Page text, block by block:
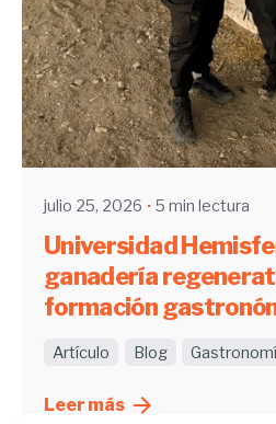
Enviado por
UHE
julio 25, 2026 5 min lectura
Universidad
ganadería
formación
Artículo Blog
Leer más